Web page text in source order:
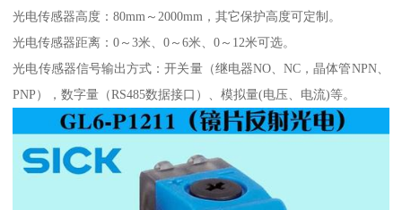
光电传感器高度：80mm～2000mm，其它保护高度可定制。
光电传感器距离：0～3米、0～6米、0～12米可选。
光电传感器信号输出方式：开关量（继电器NO、NC，晶体管NPN、
PNP），数字量（RS485数据接口）、模拟量(电压、电流)等。